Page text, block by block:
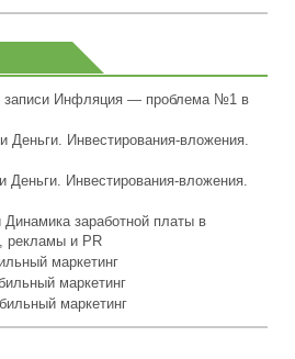
записи Инфляция — проблема №1 в
Деньги. Инвестирования-вложения.
Деньги. Инвестирования-вложения.
Динамика заработной платы в
рекламы и PR
маркетинг
маркетинг
маркетинг